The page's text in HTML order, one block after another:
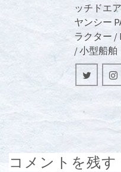
ッチドエ
ヤンシー
ラクター /
/ 小型船舶
コメントを残す